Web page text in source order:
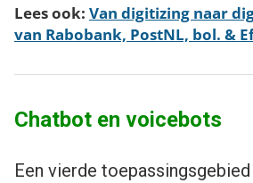
Lees ook: Van digitizing naar
van Rabobank, PostNL, bol. &
Chatbot en voicebots
Een vierde